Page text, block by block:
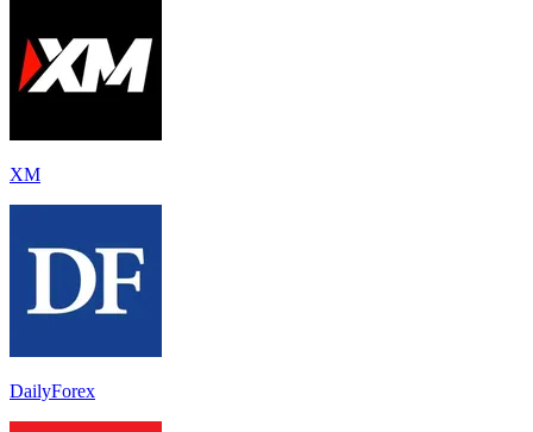
XM
DailyForex